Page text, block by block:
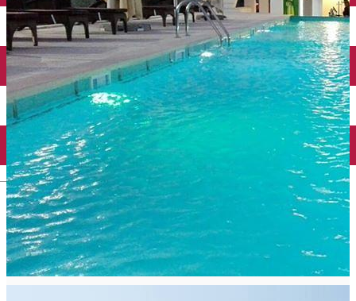
English
Închirieri auto
Închirieri biciclete
Taxi
Încărcare vehicule electrice